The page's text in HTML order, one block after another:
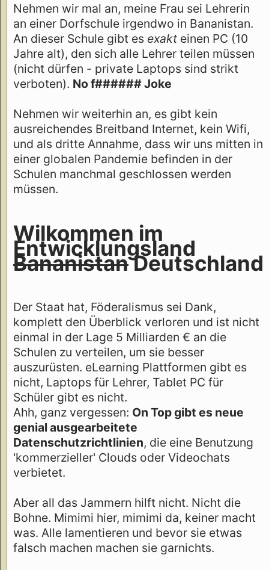
Nehmen wir mal an, meine Frau sei Lehrerin
an einer Dorfschule irgendwo in Bananistan.
An dieser Schule gibt es exakt einen PC (10
Jahre alt), den sich alle Lehrer teilen müssen
(nicht dürfen - private Laptops sind strikt
verboten). No f###### Joke
Nehmen wir weiterhin an, es gibt kein
ausreichendes Breitband Internet, kein Wifi,
und als dritte Annahme, dass wir uns mitten in
einer globalen Pandemie befinden in der
Schulen manchmal geschlossen werden
müssen.
Wilkommen im
Entwicklungsland
BananistanDeutschland
Der Staat hat, Föderalismus sei Dank,
komplett den Überblick verloren und ist nicht
einmal in der Lage 5 Milliarden € an die
Schulen zu verteilen, um sie besser
auszurüsten. eLearning Plattformen gibt es
nicht, Laptops für Lehrer, Tablet PC für
Schüler gibt es nicht.
Ahh, ganz vergessen: On Top gibt es neue
genial ausgearbeitete
Datenschutzrichtlinien, die eine Benutzung
'kommerzieller' Clouds oder Videochats
verbietet.
Aber all das Jammern hilft nicht. Nicht die
Bohne. Mimimi hier, mimimi da, keiner macht
was. Alle lamentieren und bevor sie etwas
falsch machen machen sie garnichts.